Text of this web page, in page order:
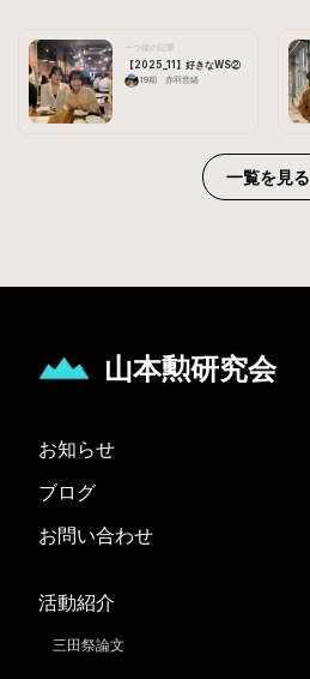
一つ後の記事
【2025_11】好きなWS②
19期 赤羽音緒
一覧を見る
山本勲研究会
お知らせ
ブログ
お問い合わせ
活動紹介
三田祭論文